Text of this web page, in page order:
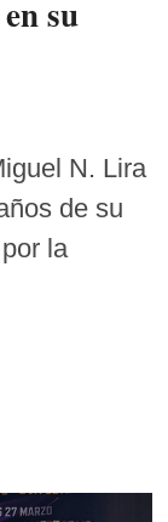
su
N. Lira
de su
la